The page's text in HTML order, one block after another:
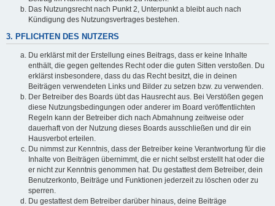
Das Nutzungsrecht nach Punkt 2, Unterpunkt a bleibt auch nach
Kündigung des Nutzungsvertrages bestehen.
3. PFLICHTEN DES NUTZERS
Du erklärst mit der Erstellung eines Beitrags, dass er keine Inhalte
enthält, die gegen geltendes Recht oder die guten Sitten verstoßen. Du
erklärst insbesondere, dass du das Recht besitzt, die in deinen
Beiträgen verwendeten Links und Bilder zu setzen bzw. zu verwenden.
Der Betreiber des Boards übt das Hausrecht aus. Bei Verstößen gegen
diese Nutzungsbedingungen oder anderer im Board veröffentlichten
Regeln kann der Betreiber dich nach Abmahnung zeitweise oder
dauerhaft von der Nutzung dieses Boards ausschließen und dir ein
Hausverbot erteilen.
Du nimmst zur Kenntnis, dass der Betreiber keine Verantwortung für die
Inhalte von Beiträgen übernimmt, die er nicht selbst erstellt hat oder die
er nicht zur Kenntnis genommen hat. Du gestattest dem Betreiber, dein
Benutzerkonto, Beiträge und Funktionen jederzeit zu löschen oder zu
sperren.
Du gestattest dem Betreiber darüber hinaus, deine Beiträge